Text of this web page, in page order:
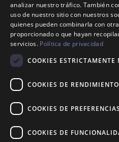
Tienda
Contacto
Política de devoluciones
analizar nuestro tráfico. También
uso de nuestro sitio con nuestros
quienes pueden combinarla con
proporcionado o que hayan
servicios. Política de privacidad
COOKIES ESTRICTAMENTE
COOKIES DE RENDIMIENTO
COOKIES DE PREFERENCIAS
COOKIES DE